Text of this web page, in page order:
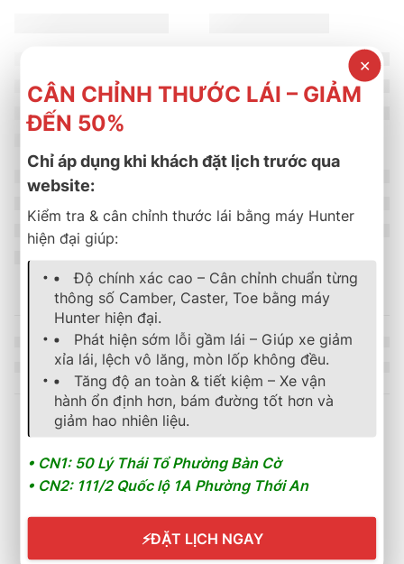
Sản phẩm tương tự
lốp xe,michelin,energy,mặc định
Lốp Xe MICHELIN 185/65R15 88H Energy XM 2+
2.214.000
lốp xe,michelin,energy,mặc
Lốp Xe MICHELIN 185/
✕
CÂN CHỈNH THƯỚC LÁI – GIẢM
ĐẾN 50%
Chỉ áp dụng khi khách đặt lịch trước qua
website:
Kiểm tra & cân chỉnh thước lái bằng máy Hunter
hiện đại giúp:
Độ chính xác cao – Cân chỉnh chuẩn từng
thông số Camber, Caster, Toe bằng máy
Hunter hiện đại.
Phát hiện sớm lỗi gầm lái – Giúp xe giảm
xỉa lái, lệch vô lăng, mòn lốp không đều.
Tăng độ an toàn & tiết kiệm – Xe vận
hành ổn định hơn, bám đường tốt hơn và
giảm hao nhiên liệu.
• CN1: 50 Lý Thái Tổ Phường Bàn Cờ
• CN2: 111/2 Quốc lộ 1A Phường Thới An
⚡ĐẶT LỊCH NGAY